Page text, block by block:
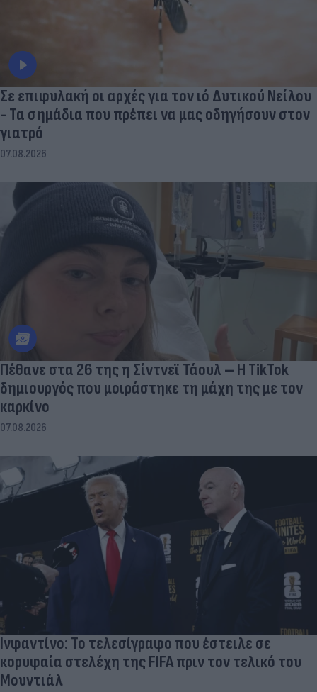
Σε επιφυλακή οι αρχές για τον ιό Δυτικού Νείλου
- Τα σημάδια που πρέπει να μας οδηγήσουν στον
γιατρό
07.08.2026
Πέθανε στα 26 της η Σίντνεϊ Τάουλ – Η TikTok
δημιουργός που μοιράστηκε τη μάχη της με τον
καρκίνο
07.08.2026
Ινφαντίνο: Το τελεσίγραφο που έστειλε σε
κορυφαία στελέχη της FIFA πριν τον τελικό του
Μουντιάλ